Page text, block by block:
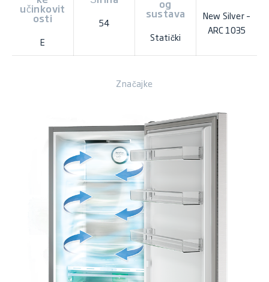
učinkovit
osti
E
54
og
sustava
Statički
New Silver –
ARC 1035
Značajke